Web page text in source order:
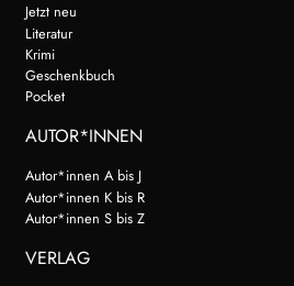
Jetzt neu
Literatur
Krimi
Geschenkbuch
Pocket
AUTOR*INNEN
Autor*innen A bis J
Autor*innen K bis R
Autor*innen S bis Z
VERLAG